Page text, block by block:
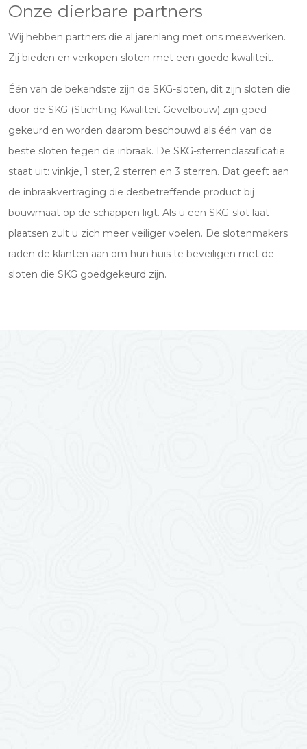
Onze dierbare partners
Wij hebben partners die al jarenlang met ons meewerken.
Zij bieden en verkopen sloten met een goede kwaliteit.
Één van de bekendste zijn de SKG-sloten, dit zijn sloten die
door de SKG (Stichting Kwaliteit Gevelbouw) zijn goed
gekeurd en worden daarom beschouwd als één van de
beste sloten tegen de inbraak. De SKG-sterrenclassificatie
staat uit: vinkje, 1 ster, 2 sterren en 3 sterren. Dat geeft aan
de inbraakvertraging die desbetreffende product bij
bouwmaat op de schappen ligt. Als u een SKG-slot laat
plaatsen zult u zich meer veiliger voelen. De slotenmakers
raden de klanten aan om hun huis te beveiligen met de
sloten die SKG goedgekeurd zijn.